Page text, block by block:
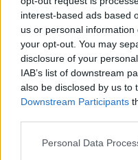
interest-based ads based
us or personal
your opt-out. You may
disclosure of your
IAB’s list of downstream
also be disclosed by us to
Downstream Participants
Please note that this
Personal Data